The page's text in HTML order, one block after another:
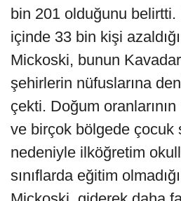
bin 201 olduğunu belirtti.
içinde 33 bin kişi
Mickoski, bunun
şehirlerin nüfuslarına
çekti. Doğum
ve birçok bölgede çocuk
nedeniyle ilköğretim
sınıflarda eğitim